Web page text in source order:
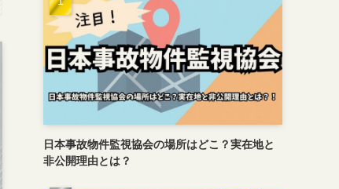
日本事故物件監視協会の場所はどこ？実在地と
非公開理由とは？